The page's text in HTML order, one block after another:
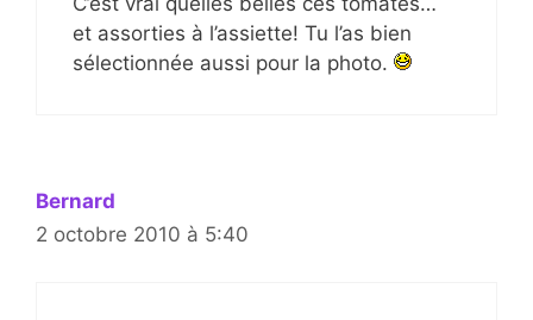
et assorties à l’assiette! Tu l’as bien
sélectionnée aussi pour la photo.
Bernard
2 octobre 2010 à 5:40